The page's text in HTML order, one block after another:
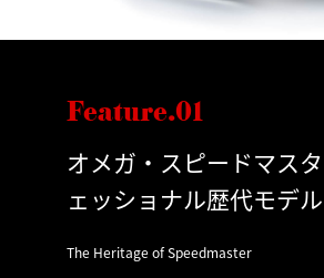
Feature.01
オメガ・スピードマス
ェッショナル歴代モデ
The Heritage of Speedmaster